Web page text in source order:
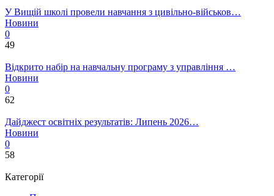
У Вищій школі провели навчання з цивільно-військов…
Новини
0
49
Відкрито набір на навчальну програму з управління …
Новини
0
62
Дайджест освітніх результатів: Липень 2026…
Новини
0
58
Категорії